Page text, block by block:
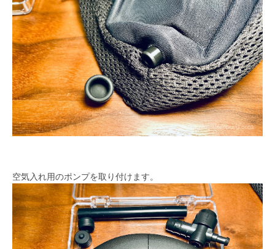
空気入れ用のポンプを取り付けます。